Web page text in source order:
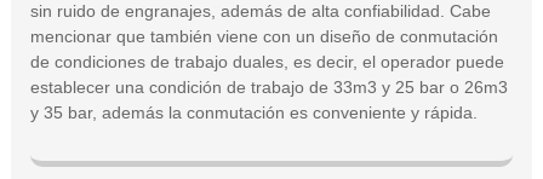
sin ruido de engranajes, además de alta confiabilidad. Cabe
mencionar que también viene con un diseño de conmutación
de condiciones de trabajo duales, es decir, el operador puede
establecer una condición de trabajo de 33m3 y 25 bar o 26m3
y 35 bar, además la conmutación es conveniente y rápida.